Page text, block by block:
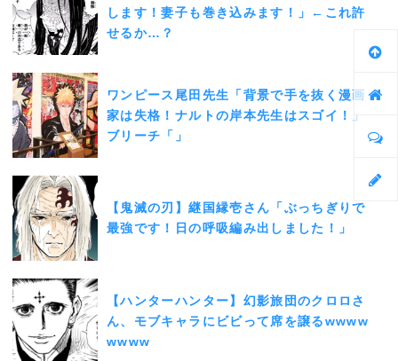
します！妻子も巻き込みます！」←これ許
せるか…？
ワンピース尾田先生「背景で手を抜く漫画
家は失格！ナルトの岸本先生はスゴイ！」
ブリーチ「」
【鬼滅の刃】継国縁壱さん「ぶっちぎりで
最強です！日の呼吸編み出しました！」
【ハンターハンター】幻影旅団のクロロさ
ん、モブキャラにビビって席を譲るwwww
wwww